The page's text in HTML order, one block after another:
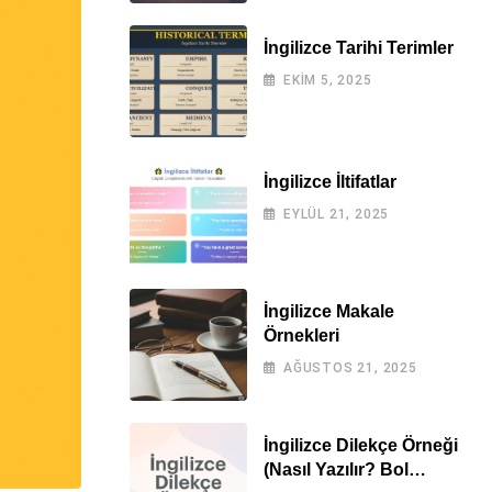
İngilizce Tarihi Terimler
EKIM 5, 2025
İngilizce İltifatlar
EYLÜL 21, 2025
İngilizce Makale
Örnekleri
AĞUSTOS 21, 2025
İngilizce Dilekçe Örneği
(Nasıl Yazılır? Bol